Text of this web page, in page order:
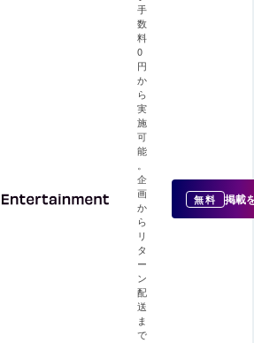
手
数
料
0
円
か
ら
実
施
可
能
企
画
か
ら
リ
タ
ー
ン
配
送
ま
で
無料 掲載